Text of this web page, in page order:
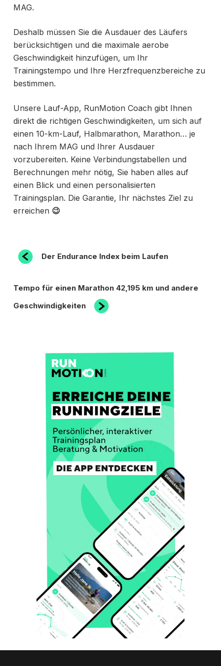
MAG.
Deshalb müssen Sie die Ausdauer des Läufers
berücksichtigen und die maximale aerobe
Geschwindigkeit hinzufügen, um Ihr
Trainingstempo und Ihre Herzfrequenzbereiche zu
bestimmen.
Unsere Lauf-App, RunMotion Coach gibt Ihnen
direkt die richtigen Geschwindigkeiten, um sich auf
einen 10-km-Lauf, Halbmarathon, Marathon… je
nach Ihrem MAG und Ihrer Ausdauer
vorzubereiten. Keine Verbindungstabellen und
Berechnungen mehr nötig, Sie haben alles auf
einen Blick und einen personalisierten
Trainingsplan. Die Garantie, Ihr nächstes Ziel zu
erreichen 😉
BEITRAGSNAVIGATION
Vorheriger
Beitrag
Der Endurance Index beim Laufen
Nächster
Tempo für einen Marathon 42,195 km und andere
Geschwindigkeiten